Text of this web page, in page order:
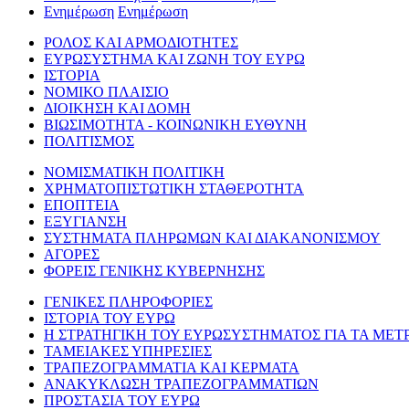
Ενημέρωση Ενημέρωση
ΡΟΛΟΣ ΚΑΙ ΑΡΜΟΔΙΟΤΗΤΕΣ
ΕΥΡΩΣΥΣΤΗΜΑ ΚΑΙ ΖΩΝΗ ΤΟΥ ΕΥΡΩ
ΙΣΤΟΡΙΑ
ΝΟΜΙΚΟ ΠΛΑΙΣΙΟ
ΔΙΟΙΚΗΣΗ ΚΑΙ ΔΟΜΗ
ΒΙΩΣΙΜΟΤΗΤΑ - ΚΟΙΝΩΝΙΚΗ ΕΥΘΥΝΗ
ΠΟΛΙΤΙΣΜΟΣ
ΝΟΜΙΣΜΑΤΙΚΗ ΠΟΛΙΤΙΚΗ
ΧΡΗΜΑΤΟΠΙΣΤΩΤΙΚΗ ΣΤΑΘΕΡΟΤΗΤΑ
ΕΠΟΠΤΕΙΑ
ΕΞΥΓΙΑΝΣΗ
ΣΥΣΤΗΜΑΤΑ ΠΛΗΡΩΜΩΝ ΚΑΙ ΔΙΑΚΑΝΟΝΙΣΜΟΥ
ΑΓΟΡΕΣ
ΦΟΡΕΙΣ ΓΕΝΙΚΗΣ ΚΥΒΕΡΝΗΣΗΣ
ΓΕΝΙΚΕΣ ΠΛΗΡΟΦΟΡΙΕΣ
ΙΣΤΟΡΙΑ ΤΟΥ ΕΥΡΩ
Η ΣΤΡΑΤΗΓΙΚΗ ΤΟΥ ΕΥΡΩΣΥΣΤΗΜΑΤΟΣ ΓΙΑ ΤΑ
ΤΑΜΕΙΑΚΕΣ ΥΠΗΡΕΣΙΕΣ
ΤΡΑΠΕΖΟΓΡΑΜΜΑΤΙΑ ΚΑΙ ΚΕΡΜΑΤΑ
ΑΝΑΚΥΚΛΩΣΗ ΤΡΑΠΕΖΟΓΡΑΜΜΑΤΙΩΝ
ΠΡΟΣΤΑΣΙΑ ΤΟΥ ΕΥΡΩ